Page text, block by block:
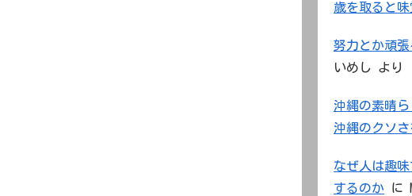
歳を取ると
努力とか頑
いめし より
沖縄の素晴
沖縄のクソ
なぜ人は趣
するのか に